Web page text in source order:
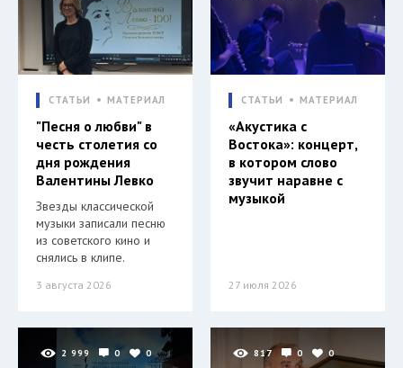
СТАТЬИ МАТЕРИАЛ
"Песня о любви" в
честь столетия со
дня рождения
Валентины Левко
Звезды классической
музыки записали песню
из советского кино и
снялись в клипе.
3 августа 2026
СТАТЬИ МАТЕРИАЛ
«Акустика с
Востока»: концерт,
в котором слово
звучит наравне с
музыкой
27 июля 2026
2 999 0 0 817 0 0